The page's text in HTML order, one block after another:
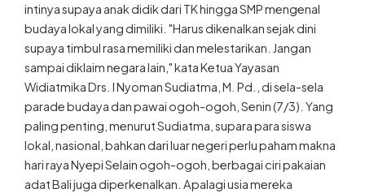
intinya supaya anak didik dari TK hingga SMP mengenal
budaya lokal yang dimiliki. "Harus dikenalkan sejak dini
supaya timbul rasa memiliki dan melestarikan. Jangan
sampai diklaim negara lain," kata Ketua Yayasan
Widiatmika Drs. I Nyoman Sudiatma, M. Pd., di sela-sela
parade budaya dan pawai ogoh-ogoh, Senin (7/3). Yang
paling penting, menurut Sudiatma, supara para siswa
lokal, nasional, bahkan dari luar negeri perlu paham makna
hari raya Nyepi Selain ogoh-ogoh, berbagai ciri pakaian
adat Bali juga diperkenalkan. Apalagi usia mereka